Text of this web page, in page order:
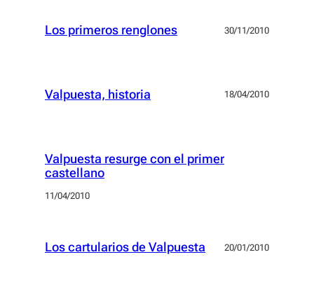
Los primeros renglones 30/11/2010
Valpuesta, historia 18/04/2010
Valpuesta resurge con el primer
castellano
11/04/2010
Los cartularios de Valpuesta 20/01/2010